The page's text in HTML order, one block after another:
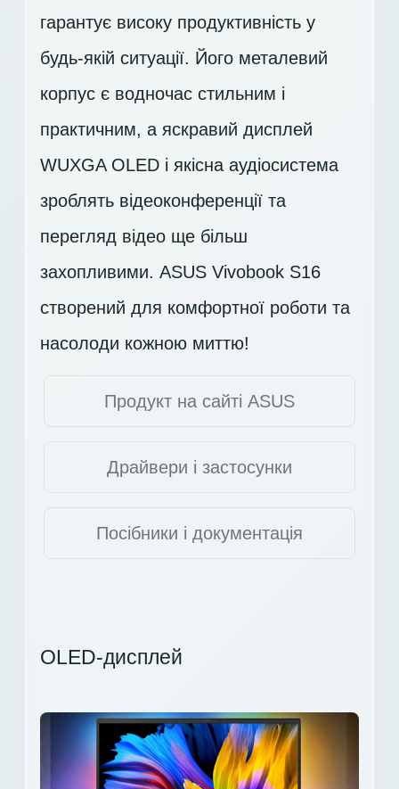
гарантує високу продуктивність у
будь-якій ситуації. Його металевий
корпус є водночас стильним і
практичним, а яскравий дисплей
WUXGA OLED і якісна аудіосистема
зроблять відеоконференції та
перегляд відео ще більш
захопливими. ASUS Vivobook S16
створений для комфортної роботи та
насолоди кожною миттю!
Продукт на сайті ASUS
Драйвери і застосунки
Посібники і документація
OLED-дисплей